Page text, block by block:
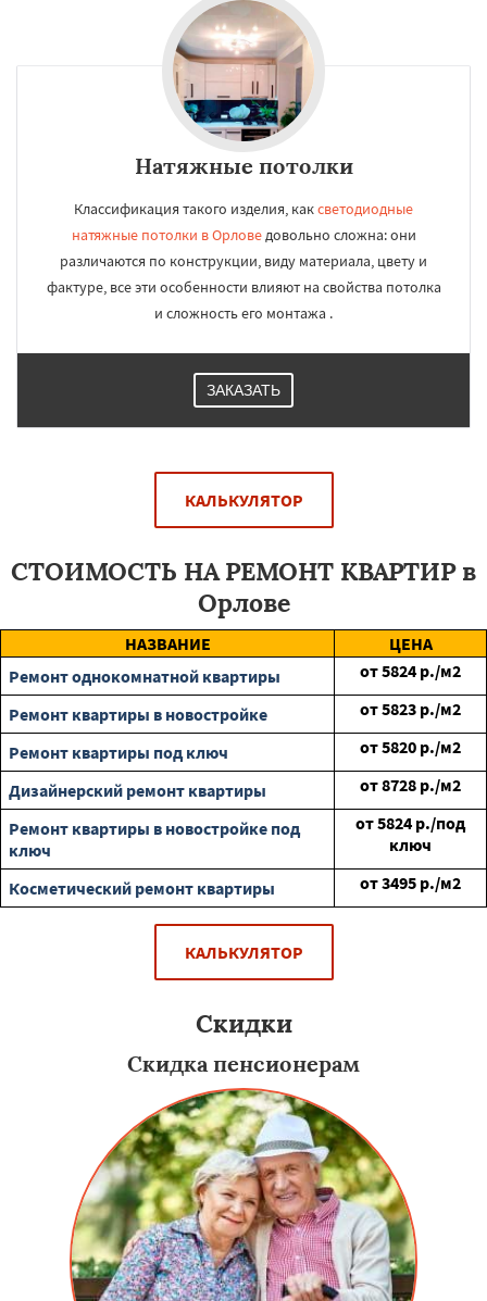
Натяжные потолки
Классификация такого изделия, каксветодиодные
натяжные потолки в Орловедовольно сложна: они
различаются по конструкции, виду материала, цвету и
фактуре, все эти особенности влияют на свойства потолка
и сложность его монтажа .
ЗАКАЗАТЬ
КАЛЬКУЛЯТОР
СТОИМОСТЬ НА РЕМОНТ КВАРТИР в
Орлове
НАЗВАНИЕ
ЦЕНА
Ремонт однокомнатной квартиры
от5824 р./м2
Ремонт квартиры в новостройке
от5823 р./м2
Ремонт квартиры под ключ
от5820 р./м2
Дизайнерский ремонт квартиры
от8728 р./м2
Ремонт квартиры в новостройке под
ключ
от5824 р./под
ключ
Косметический ремонт квартиры
от3495 р./м2
КАЛЬКУЛЯТОР
Скидки
Скидка пенсионерам